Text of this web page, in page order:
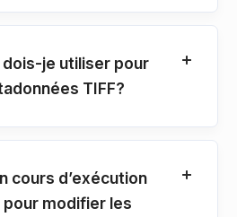
je utiliser pour
TIFF?
cours d’exécution
modifier les